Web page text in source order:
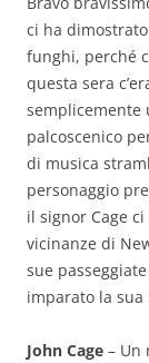
ci ha
funghi, perché
questa sera
semplicemente
palcoscenico
di musica
personaggio
il signor Cage
vicinanze di
sue
imparato la sua
John Cage – Un